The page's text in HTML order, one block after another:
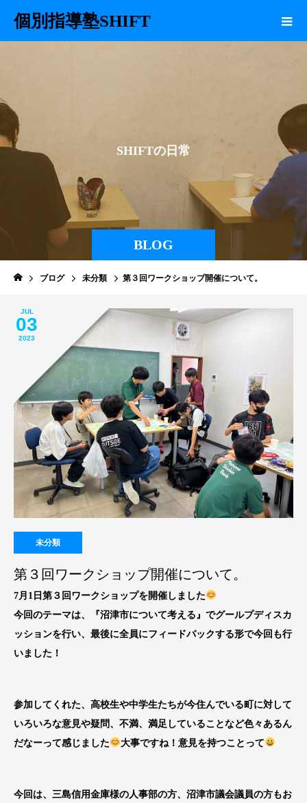
個別指導塾SHIFT
BLOG
SHIFTの 日 常
ブログ 未分類 第３回ワークショップ開催について。
JUL
03
2023
未分類
第３回ワークショップ開催について。
7月1日第３回ワークショップを開催しました
今回のテーマは、『沼津市について考える』でグールプディスカ
ッションを行い、最後に全員にフィードバックする形で今回も行
いました！
参加してくれた、高校生や中学生たちが今住んでいる町に対して
いろいろな意見や疑問、不満、満足していることなど色々あるん
だなーって感じました
大事ですね！意見を持つことって
今回は、三島信用金庫様の人事部の方、沼津市議会議員の方もお